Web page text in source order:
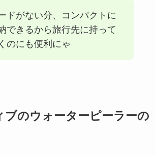
ドがない分、コンパクトに
できるから旅行先に持って
のにも便利にゃ
ブのウォーターピーラーの